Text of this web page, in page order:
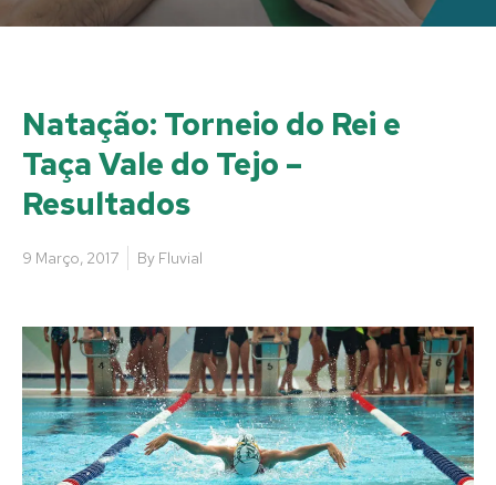
Natação: Torneio do Rei e
Taça Vale do Tejo –
Resultados
9 Março, 2017 By Fluvial